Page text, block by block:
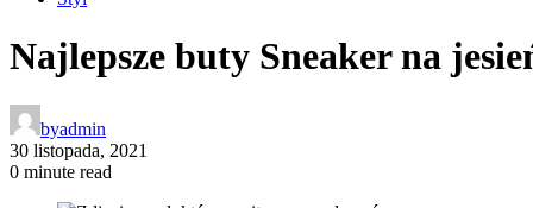
Najlepsze buty Sneaker na
byadmin
30 listopada, 2021
0 minute read